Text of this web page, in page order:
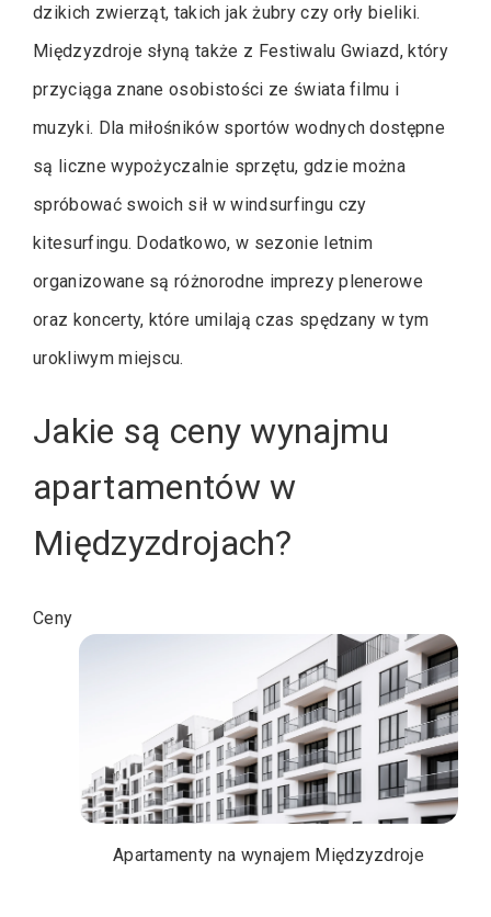
dzikich zwierząt, takich jak żubry czy orły bieliki.
Międzyzdroje słyną także z Festiwalu Gwiazd, który
przyciąga znane osobistości ze świata filmu i
muzyki. Dla miłośników sportów wodnych dostępne
są liczne wypożyczalnie sprzętu, gdzie można
spróbować swoich sił w windsurfingu czy
kitesurfingu. Dodatkowo, w sezonie letnim
organizowane są różnorodne imprezy plenerowe
oraz koncerty, które umilają czas spędzany w tym
urokliwym miejscu.
Jakie są ceny wynajmu
apartamentów w
Międzyzdrojach?
Apartamenty na wynajem Międzyzdroje
Ceny